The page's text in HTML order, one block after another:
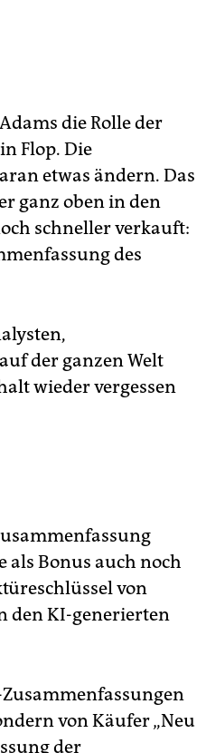
die Rolle der
Flop. Die
etwas ändern. Das
ganz oben in den
schneller verkauft:
des
der ganzen Welt
wieder vergessen
als Bonus auch noch
von
den KI-generierten
von Käufer „Neu
der